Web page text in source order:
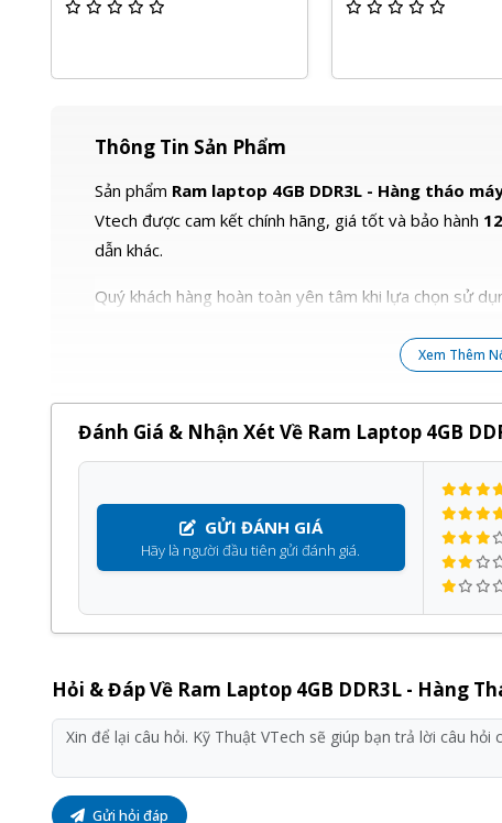
Thông Tin Sản Phẩm
Sản phẩm Ram laptop 4GB DDR3L - Hàng tháo
Vtech được cam kết chính hãng, giá tốt và bảo hành
dẫn khác.
Quý khách hàng hoàn toàn yên tâm khi lựa chọn sử
Xem Thêm
Đánh Giá & Nhận Xét Về Ram Laptop 4GB
GỬI ĐÁNH GIÁ
Hãy là người đầu tiên gửi đánh giá.
Hỏi & Đáp Về Ram Laptop 4GB DDR3L - Hàng
Gửi hỏi đáp